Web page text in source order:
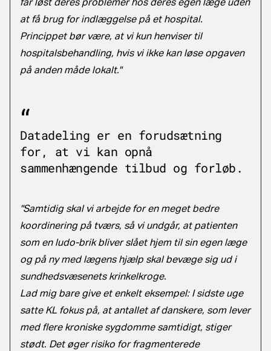
at få brug for indlæggelse på et hospital.
Princippet bør være, at vi kun henviser til
hospitalsbehandling, hvis vi ikke kan løse opgaven
på anden måde lokalt."
Datadeling er en forudsætning
for, at vi kan opnå
sammenhængende tilbud og forløb.
"Samtidig skal vi arbejde for en meget bedre
koordinering på tværs, så vi undgår, at patienten
som en ludo-brik bliver slået hjem til sin egen læge
og på ny med lægens hjælp skal bevæge sig ud i
sundhedsvæsenets krinkelkroge.
Lad mig bare give et enkelt eksempel: I sidste uge
satte KL fokus på, at antallet af danskere, som lever
med flere kroniske sygdomme samtidigt, stiger
stødt. Det øger risiko for fragmenterede